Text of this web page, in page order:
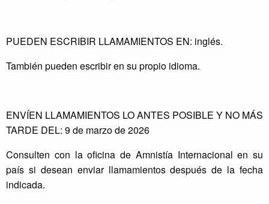
PUEDEN ESCRIBIR LLAMAMIENTOS EN: inglés.
También pueden escribir en su propio idioma.
ENVÍEN LLAMAMIENTOS LO ANTES POSIBLE Y NO MÁS
TARDE DEL: 9 de marzo de 2026
Consulten con la oficina de Amnistía Internacional en su
país si desean enviar llamamientos después de la fecha
indicada.